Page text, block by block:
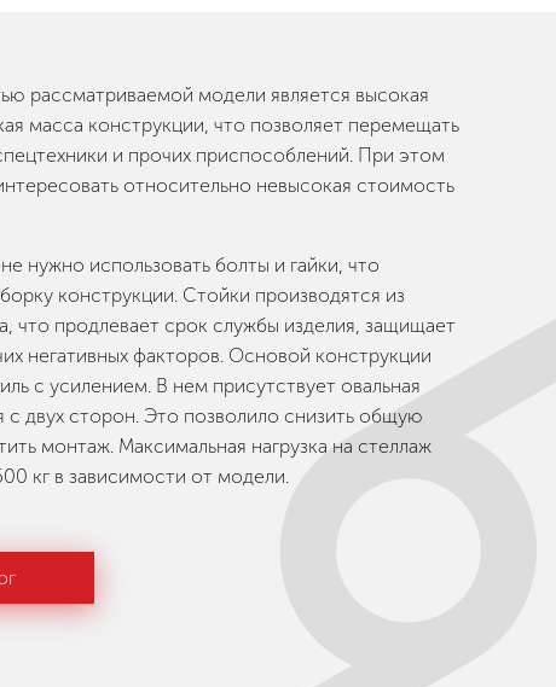
рассматриваемой модели является высокая
масса конструкции, что позволяет перемещать
и прочих приспособлений. При этом
относительно невысокая стоимость
нужно использовать болты и гайки, что
конструкции. Стойки производятся из
что продлевает срок службы изделия, защищает
негативных факторов. Основой конструкции
с усилением. В нем присутствует овальная
с двух сторон. Это позволило снизить общую
монтаж. Максимальная нагрузка на стеллаж
кг в зависимости от модели.